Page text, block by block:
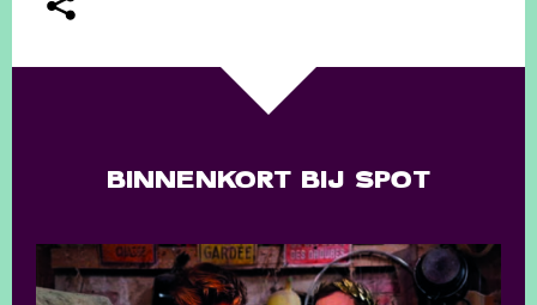
BINNENKORT BIJ SPOT